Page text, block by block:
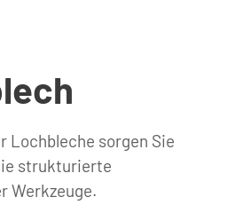
Lochbleche sorgen Sie
strukturierte
Werkzeuge.